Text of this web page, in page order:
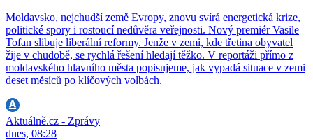
Moldavsko, nejchudší země Evropy, znovu svírá energetická krize,
politické spory i rostoucí nedůvěra veřejnosti. Nový premiér Vasile
Tofan slibuje liberální reformy. Jenže v zemi, kde třetina obyvatel
žije v chudobě, se rychlá řešení hledají těžko. V reportáži přímo z
moldavského hlavního města popisujeme, jak vypadá situace v zemi
deset měsíců po klíčových volbách.
Aktuálně.cz - Zprávy
dnes, 08:28